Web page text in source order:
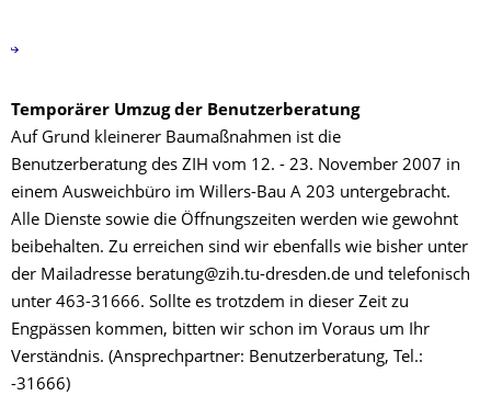
Temporärer Umzug der Benutzerberatung
Auf Grund kleinerer Baumaßnahmen ist die
Benutzerberatung des ZIH vom 12. - 23. November 2007 in
einem Ausweichbüro im Willers-Bau A 203 untergebracht.
Alle Dienste sowie die Öffnungszeiten werden wie gewohnt
beibehalten. Zu erreichen sind wir ebenfalls wie bisher unter
der Mailadresse beratung@zih.tu-dresden.de und telefonisch
unter 463-31666. Sollte es trotzdem in dieser Zeit zu
Engpässen kommen, bitten wir schon im Voraus um Ihr
Verständnis. (Ansprechpartner: Benutzerberatung, Tel.:
-31666)